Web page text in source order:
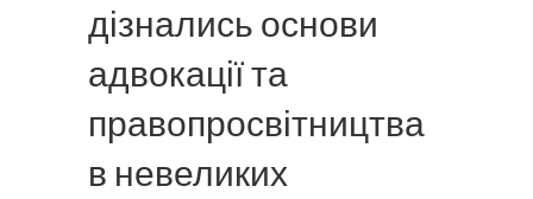
дізнались основи
адвокації та
правопросвітництва
в невеликих